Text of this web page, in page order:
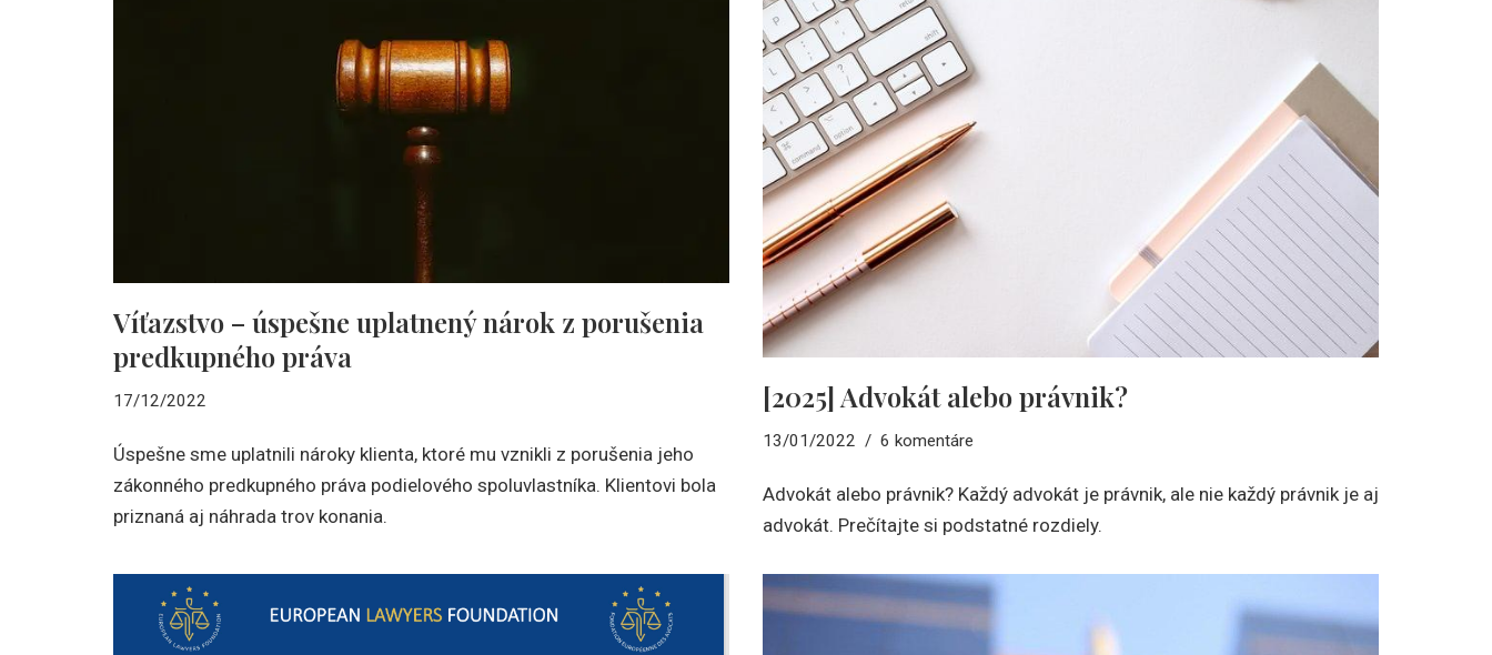
Víťazstvo – úspešne uplatnený nárok z porušenia
predkupného práva
17/12/2022
Úspešne sme uplatnili nároky klienta, ktoré mu vznikli z porušenia jeho
zákonného predkupného práva podielového spoluvlastníka. Klientovi bola
priznaná aj náhrada trov konania.
[2025] Advokát alebo právnik?
13/01/2022 6 komentáre
Advokát alebo právnik? Každý advokát je právnik, ale nie každý právnik je aj
advokát. Prečítajte si podstatné rozdiely.